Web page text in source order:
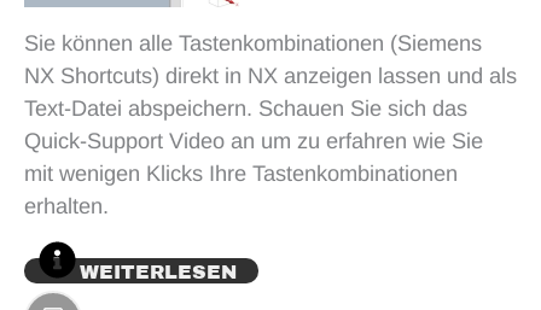
Sie können alle Tastenkombinationen (Siemens
NX Shortcuts) direkt in NX anzeigen lassen und als
Text-Datei abspeichern. Schauen Sie sich das
Quick-Support Video an um zu erfahren wie Sie
mit wenigen Klicks Ihre Tastenkombinationen
erhalten.
WEITERLESEN